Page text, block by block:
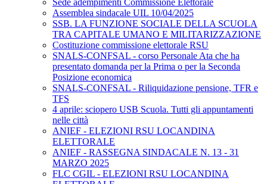
Sede adempimenti Commissione Elettorale
Assemblea sindacale UIL 10/04/2025
SSB. LA FUNZIONE SOCIALE DELLA SCUOLA
TRA CAPITALE UMANO E MILITARIZZAZIONE
Costituzione commissione elettorale RSU
SNALS-CONFSAL - corso Personale Ata che ha
presentato domanda per la Prima o per la Seconda
Posizione economica
SNALS-CONFSAL - Riliquidazione pensione, TFR e
TFS
4 aprile: sciopero USB Scuola. Tutti gli appuntamenti
nelle città
ANIEF - ELEZIONI RSU LOCANDINA
ELETTORALE
ANIEF - RASSEGNA SINDACALE N. 13 - 31
MARZO 2025
FLC CGIL - ELEZIONI RSU LOCANDINA